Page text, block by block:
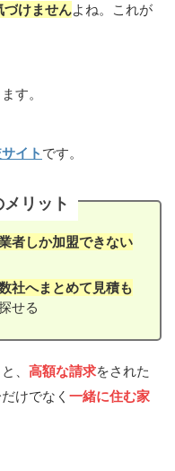
づけませんよね。これが
す。
イト です。
リット
者しか加盟できない
社へまとめて見積も
せる
、 高額な請求をされた
けでなく 一緒に住む家